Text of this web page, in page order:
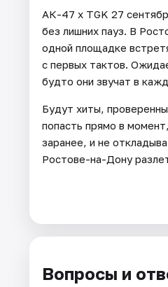
АК-47 х TGK 27
без лишних пауз. В
одной площадке
с первых тактов.
будто они звучат в
Будут хиты,
попасть прямо в
заранее, и не
Ростове-на-Дону
Вопросы и